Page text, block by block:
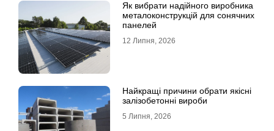
Як вибрати надійного виробника
металоконструкцій для сонячних
панелей
12 Липня, 2026
Найкращі причини обрати якісні
залізобетонні вироби
5 Липня, 2026